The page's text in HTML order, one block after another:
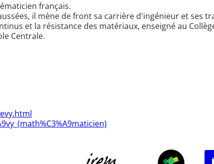
français.
il mène de front sa carrière d'ingénieur et ses
et la résistance des matériaux, enseigné au
Centrale.